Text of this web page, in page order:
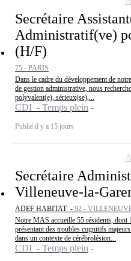
Secrétaire
Administratif(ve)
(H/F)
75 - PARIS
Dans le cadre du développement de
de gestion administrative, nous
polyvalent(e), sérieux(se),...
CDI - Temps plein
Publié il y a 15 jours
Secrétaire
Villeneuve-la-
ADEF HABITAT - 92 -
Notre MAS accueille 55 résidents, dont
présentant des troubles cognitifs
dans un contexte de cérébrolésion...
CDI - Temps plein